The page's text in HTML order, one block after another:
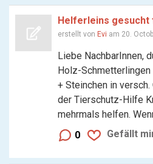
Helferleins gesucht
erstellt von Evi am 20.
Liebe NachbarInnen,
Holz-
+ Steinchen in
der Tierschutz-Hilfe
mehrmals helfen.
0
Gefällt